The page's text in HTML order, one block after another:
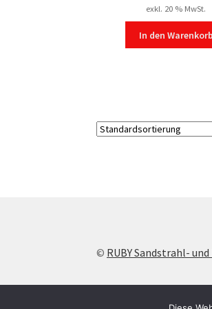
exkl. 20 % MwSt.
In den Warenkorb
© RUBY Sandstrahl-